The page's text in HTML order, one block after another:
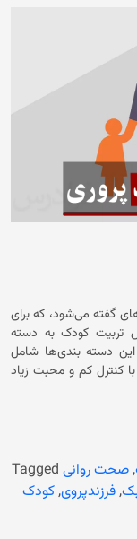
گفته می‌شود، که برای
تربیت کودک به دسته
دسته بندی‌ها شامل
سبک سهل‌گیرانه با کنترل کم و محبت زیاد
می‌کنند، برخلاف
دارد انجام دهد .
افتاده باشد.
,صحت روانی Tagged
,فرزندپروی,کودک